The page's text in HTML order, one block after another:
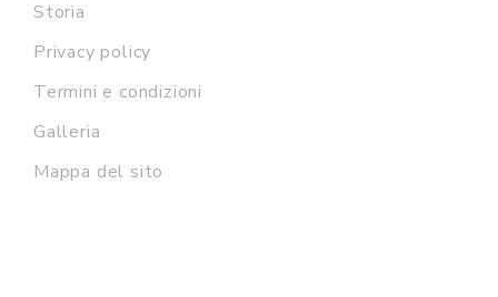
Storia
Privacy policy
Termini e condizioni
Galleria
Mappa del sito